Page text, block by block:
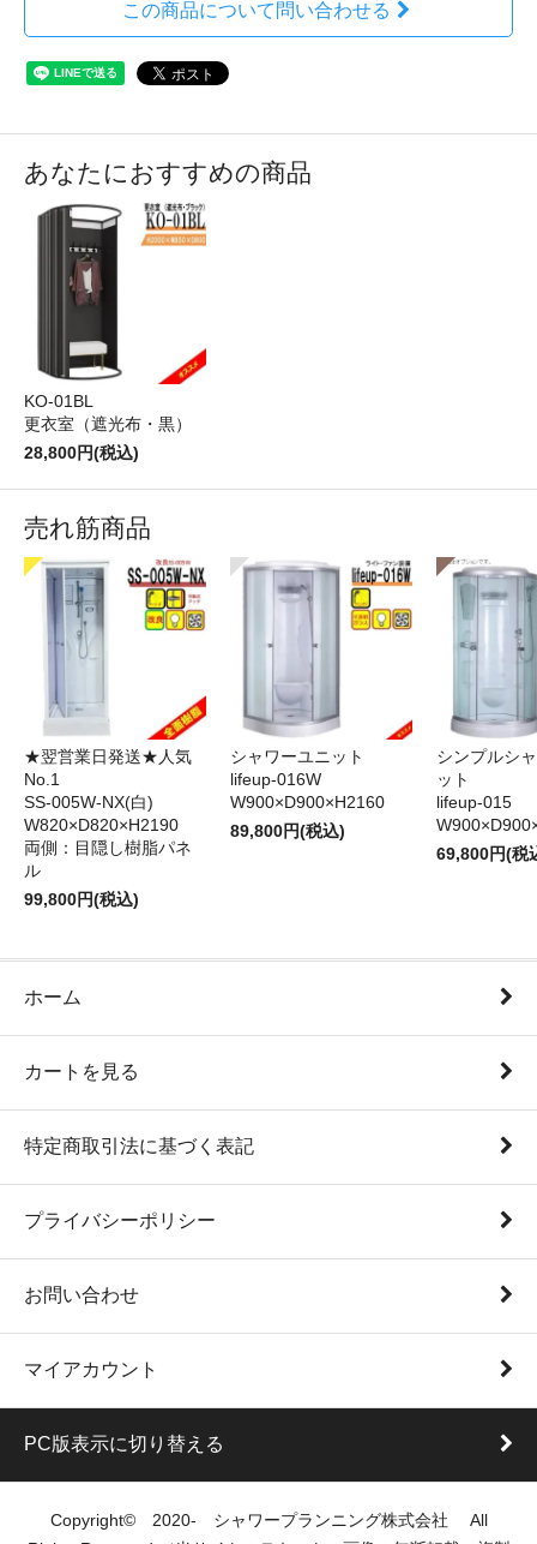
この商品について問い合わせる
あなたにおすすめの商品
KO-01BL
更衣室（遮光布・黒）
28,800円(税込)
売れ筋商品
★翌営業日発送★人気
No.1
SS-005W-NX(白)
W820×D820×H2190
両側：目隠し樹脂パネ
ル
99,800円(税込)
シャワーユニット
lifeup-016W
W900×D900×H2160
89,800円(税込)
シンプルシ
ット
lifeup-015
69,800円(税
ホーム
カートを見る
特定商取引法に基づく表記
プライバシーポリシー
お問い合わせ
マイアカウント
PC版表示に切り替える
Copyright© 2020- シャワープランニング株式会社 All